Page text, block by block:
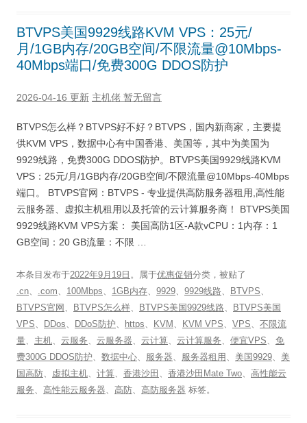
BTVPS美国9929线路KVM VPS：25元/
月/1GB内存/20GB空间/不限流量@10Mbps-
40Mbps端口/免费300G DDOS防护
2026-04-16 更新 主机佬 暂无留言
BTVPS怎么样？BTVPS好不好？BTVPS，国内新商家，主要提
供KVM VPS，数据中心有中国香港、美国等，其中为美国为
9929线路，免费300G DDOS防护。BTVPS美国9929线路KVM
VPS：25元/月/1GB内存/20GB空间/不限流量@10Mbps-40Mbps
端口。 BTVPS官网：BTVPS - 专业提供高防服务器租用,高性能
云服务器、虚拟主机租用以及托管的云计算服务商！ BTVPS美国
9929线路KVM VPS方案： 美国高防1区-A款vCPU：1内存：1
GB空间：20 GB流量：不限 …
本条目发布于2022年9月19日 。属于优惠促销分类，被贴了
.cn、 .com、 100Mbps、 1GB内存、 9929、 9929线路、 BTVPS、
BTVPS官网 、 BTVPS怎么样、 BTVPS美国9929线路、
BTVPS美国
VPS、 DDos、 DDoS防护、 https、 KVM 、 KVM VPS、 VPS、 不限流
量、 主机、 云服务、 云服务器、 云计算、 云计算服务、 便宜VPS、 免
费300G DDOS防护、 数据中心、 服务器、 服务器租用 、 美国9929、 美
国高防、 虚拟主机、 计算、 香港沙田 、 香港沙田Mate Two、 高性能云
服务、 高性能云服务器、 高防、 高防服务器 标签。